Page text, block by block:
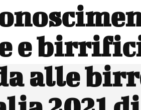
e
alle